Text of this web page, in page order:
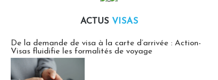
ACTUS VISAS
De la demande de visa à la carte d’arrivée : Action-
Visas fluidifie les formalités de voyage